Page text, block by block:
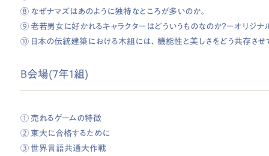
⑧ なぜナマズはあのように独特なところが多いのか。
⑨ 老若男女に好かれるキャラクターはどういうものなのか？ーオリジナ
⑩ 日本の伝統建築における木組には、機能性と美しさをどう共存させ
B会場(7年1組)
① 売れるゲームの特徴
② 東大に合格するために
③ 世界言語共通大作戦